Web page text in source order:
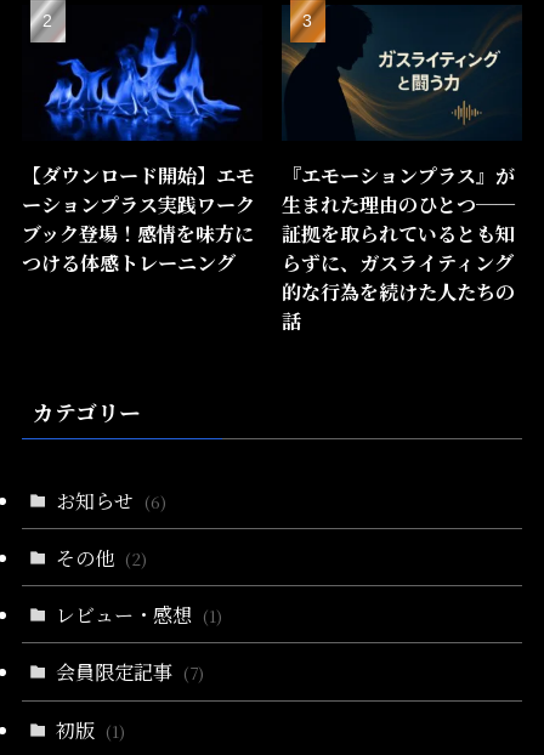
【ダウンロード開始】エモ
ーションプラス実践ワーク
ブック登場！感情を味方に
つける体感トレーニング
『エモーションプラス』が
生まれた理由のひとつ──
証拠を取られているとも知
らずに、ガスライティング
的な行為を続けた人たちの
話
カテゴリー
お知らせ (6)
その他 (2)
レビュー・感想 (1)
会員限定記事 (7)
初版 (1)